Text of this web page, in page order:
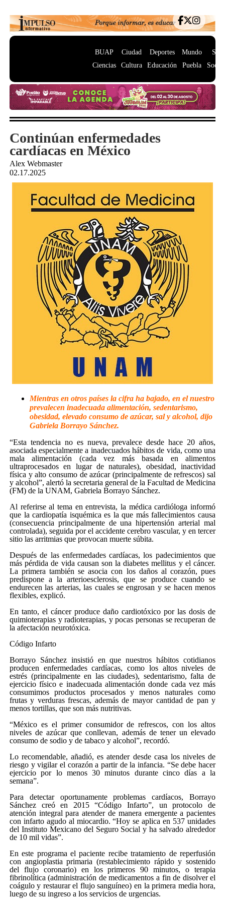
BUAP
Ciencias
Ciudad
Cultura
Deportes
Educación
Mundo
Puebla
Continúan enfermedades
cardíacas en México
Alex Webmaster
02.17.2025
Mientras en otros países la cifra ha bajado, en el nuestro
prevalecen inadecuada alimentación, sedentarismo,
obesidad, elevado consumo de azúcar, sal y alcohol, dijo
Gabriela Borrayo Sánchez.
“Esta tendencia no es nueva, prevalece desde hace 20 años,
asociada especialmente a inadecuados hábitos de vida, como una
mala alimentación (cada vez más basada en alimentos
ultraprocesados en lugar de naturales), obesidad, inactividad
física y alto consumo de azúcar (principalmente de refrescos) sal
y alcohol”, alertó la secretaria general de la Facultad de Medicina
(FM) de la UNAM, Gabriela Borrayo Sánchez.
Al referirse al tema en entrevista, la médica cardióloga informó
que la cardiopatía isquémica es la que más fallecimientos causa
(consecuencia principalmente de una hipertensión arterial mal
controlada), seguida por el accidente cerebro vascular, y en tercer
sitio las arritmias que provocan muerte súbita.
Después de las enfermedades cardíacas, los padecimientos que
más pérdida de vida causan son la diabetes mellitus y el cáncer.
La primera también se asocia con los daños al corazón, pues
predispone a la arterioesclerosis, que se produce cuando se
endurecen las arterias, las cuales se engrosan y se hacen menos
flexibles, explicó.
En tanto, el cáncer produce daño cardiotóxico por las dosis de
quimioterapias y radioterapias, y pocas personas se recuperan de
la afectación neurotóxica.
Código Infarto
Borrayo Sánchez insistió en que nuestros hábitos cotidianos
producen enfermedades cardíacas, como los altos niveles de
estrés (principalmente en las ciudades), sedentarismo, falta de
ejercicio físico e inadecuada alimentación donde cada vez más
consumimos productos procesados y menos naturales como
frutas y verduras frescas, además de mayor cantidad de pan y
menos tortillas, que son más nutritivas.
“México es el primer consumidor de refrescos, con los altos
niveles de azúcar que conllevan, además de tener un elevado
consumo de sodio y de tabaco y alcohol”, recordó.
Lo recomendable, añadió, es atender desde casa los niveles de
riesgo y vigilar el corazón a partir de la infancia. “Se debe hacer
ejercicio por lo menos 30 minutos durante cinco días a la
semana”.
Para detectar oportunamente problemas cardíacos, Borrayo
Sánchez creó en 2015 “Código Infarto”, un protocolo de
atención integral para atender de manera emergente a pacientes
con infarto agudo al miocardio. “Hoy se aplica en 537 unidades
del Instituto Mexicano del Seguro Social y ha salvado alrededor
de 10 mil vidas”.
En este programa el paciente recibe tratamiento de reperfusión
con angioplastia primaria (restablecimiento rápido y sostenido
del flujo coronario) en los primeros 90 minutos, o terapia
fibrinolítica (administración de medicamentos a fin de disolver el
coágulo y restaurar el flujo sanguíneo) en la primera media hora,
luego de su ingreso a los servicios de urgencias.